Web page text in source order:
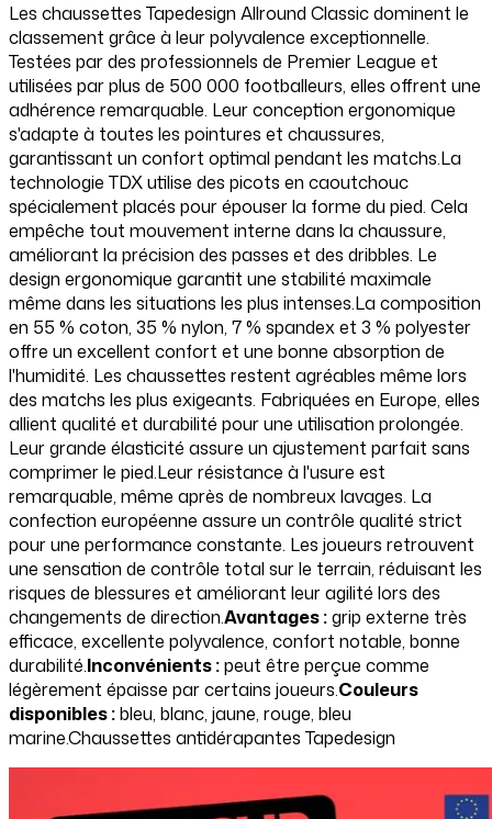
Les chaussettes Tapedesign Allround Classic dominent le
classement grâce à leur polyvalence exceptionnelle.
Testées par des professionnels de Premier League et
utilisées par plus de 500 000 footballeurs, elles offrent une
adhérence remarquable. Leur conception ergonomique
s'adapte à toutes les pointures et chaussures,
garantissant un confort optimal pendant les matchs.La
technologie TDX utilise des picots en caoutchouc
spécialement placés pour épouser la forme du pied. Cela
empêche tout mouvement interne dans la chaussure,
améliorant la précision des passes et des dribbles. Le
design ergonomique garantit une stabilité maximale
même dans les situations les plus intenses.La composition
en 55 % coton, 35 % nylon, 7 % spandex et 3 % polyester
offre un excellent confort et une bonne absorption de
l'humidité. Les chaussettes restent agréables même lors
des matchs les plus exigeants. Fabriquées en Europe, elles
allient qualité et durabilité pour une utilisation prolongée.
Leur grande élasticité assure un ajustement parfait sans
comprimer le pied.Leur résistance à l'usure est
remarquable, même après de nombreux lavages. La
confection européenne assure un contrôle qualité strict
pour une performance constante. Les joueurs retrouvent
une sensation de contrôle total sur le terrain, réduisant les
risques de blessures et améliorant leur agilité lors des
changements de direction.Avantages :grip externe très
efficace, excellente polyvalence, confort notable, bonne
durabilité.Inconvénients :peut être perçue comme
légèrement épaisse par certains joueurs.Couleurs
disponibles :bleu, blanc, jaune, rouge, bleu
marine.Chaussettes antidérapantes Tapedesign